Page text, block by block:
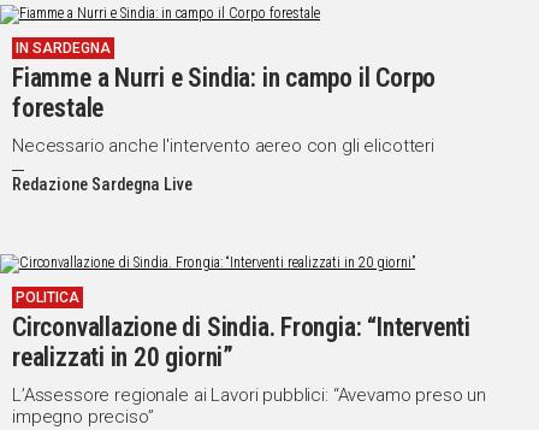
IN SARDEGNA
Fiamme a Nurri e Sindia: in campo il Corpo
forestale
Necessario anche l'intervento aereo con gli elicotteri
Redazione Sardegna Live
POLITICA
Circonvallazione di Sindia. Frongia: “Interventi
realizzati in 20 giorni”
L’Assessore regionale ai Lavori pubblici: “Avevamo preso un
impegno preciso”